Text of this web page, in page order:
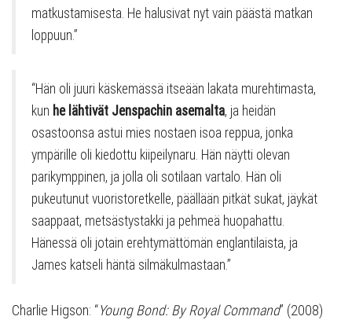
matkustamisesta. He halusivat nyt vain päästä matkan
loppuun.”
“Hän oli juuri käskemässä itseään lakata murehtimasta,
kun he lähtivät Jenspachin asemalta, ja heidän
osastoonsa astui mies nostaen isoa reppua, jonka
ympärille oli kiedottu kiipeilynaru. Hän näytti olevan
parikymppinen, ja jolla oli sotilaan vartalo. Hän oli
pukeutunut vuoristoretkelle, päällään pitkät sukat, jäykät
saappaat, metsästystakki ja pehmeä huopahattu.
Hänessä oli jotain erehtymättömän englantilaista, ja
James katseli häntä silmäkulmastaan.”
Charlie Higson: “Young Bond: By Royal Command” (2008)